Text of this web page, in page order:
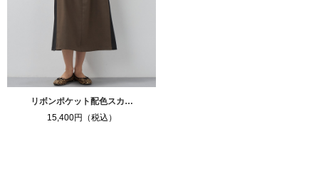
リボンポケット配色スカ…
15,400円（税込）